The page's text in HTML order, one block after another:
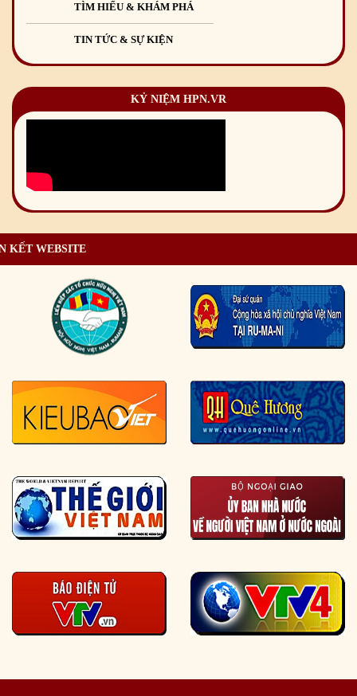
TÌM HIỂU & KHÁM PHÁ
TIN TỨC & SỰ KIỆN
KỶ NIỆM HPN.VR
KẾT WEBSITE